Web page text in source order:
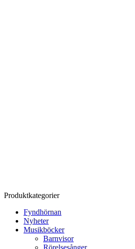
Produktkategorier
Fyndhörnan
Nyheter
Musikböcker
Barnvisor
Rörelsesånger